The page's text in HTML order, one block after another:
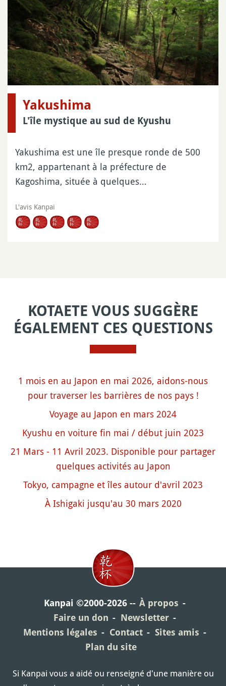
Yakushima
L'île mystique au sud de Kyushu
Yakushima est une île presque ronde de 500
km2, appartenant à la préfecture de
Kagoshima, située à quelques…
L'avis Kanpai
KOTAETE VOUS SUGGÈRE
ÉGALEMENT CES QUESTIONS
1 mois en au Japon en mai 2026, aidons-nous
pour traverser les barrières de nos pays !
Voyage au Japon en mars 2024
Kyushu en voiture fin mai / début juin 2023
21 Mars - 11 Avril 2023. Disponible pour partager
quelques activités au Japon
Tokyo, campagne et îles autour d'avril 2023
À Ishigaki jusqu'au 30 mars 2020
Kanpai ©2000-2026
À propos
Faire un don
Newsletter
Mentions légales
Contact
Sites amis
Plan du site
Si Kanpai vous a aidé ou renseigné d'une manière ou